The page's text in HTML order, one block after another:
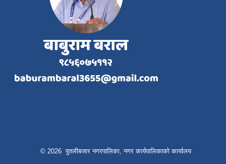
© 2026 पुतलीबजार नगरपालिका, नगर कार्यपालिकाको कार्यालय